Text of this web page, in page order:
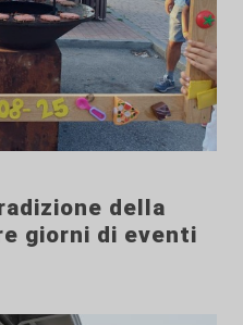
della
giorni di eventi